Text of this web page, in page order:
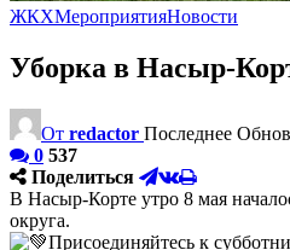
ЖКХМероприятияНовости
Уборка в Насыр-
От redactor Последнее
0 537
Поделиться
В Насыр-Корте утро 8 мая
округа.
Присоединяйтесь к